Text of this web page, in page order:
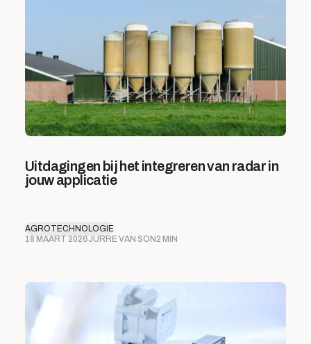
Uitdagingen bij het integreren van radar in
jouw applicatie
AGROTECHNOLOGIE
18 MAART 2026JURRE VAN SON2 MIN